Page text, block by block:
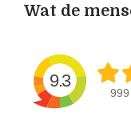
Wat de
9.3